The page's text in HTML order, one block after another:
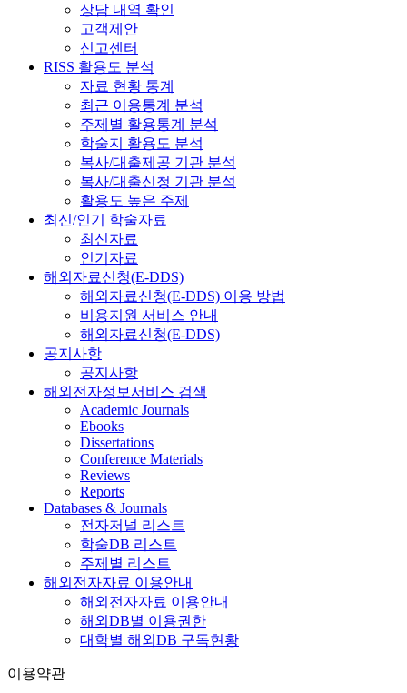
상담 내역 확인
고객제안
신고센터
RISS 활용도 분석
자료 현황 통계
최근 이용통계 분석
주제별 활용통계 분석
학술지 활용도 분석
복사/대출제공 기관 분석
복사/대출신청 기관 분석
활용도 높은 주제
최신/인기 학술자료
최신자료
인기자료
해외자료신청(E-DDS)
해외자료신청(E-DDS) 이용 방법
비용지원 서비스 안내
해외자료신청(E-DDS)
공지사항
공지사항
해외전자정보서비스 검색
Academic Journals
Ebooks
Dissertations
Conference Materials
Reviews
Reports
Databases & Journals
전자저널 리스트
학술DB 리스트
주제별 리스트
해외전자자료 이용안내
해외전자자료 이용안내
해외DB별 이용권한
대학별 해외DB 구독현황
이용약관